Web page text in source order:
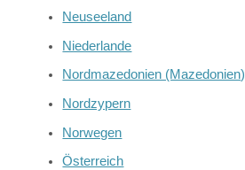
Neuseeland
Niederlande
Nordmazedonien (Mazedonien)
Nordzypern
Norwegen
Österreich